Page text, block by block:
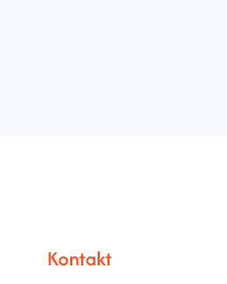
Kontakt